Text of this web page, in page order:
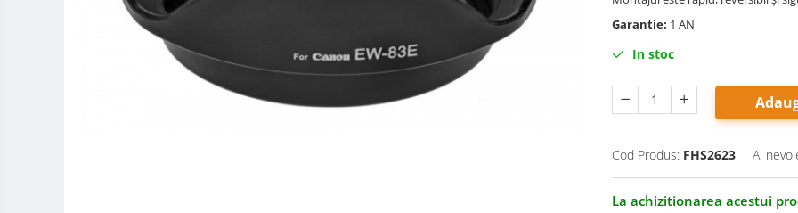
Adaptoare montura / baioneta
Garantie: 1 AN
In stoc
Cod Produs: FHS2623 Ai
La achizitionarea acestui